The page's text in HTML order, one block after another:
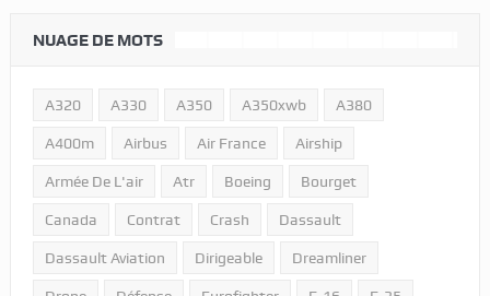
NUAGE DE MOTS
A320 A330 A350 A350xwb A380
A400m Airbus Air France Airship
Armée De L'air Atr Boeing Bourget
Canada Contrat Crash Dassault
Dassault Aviation Dirigeable Dreamliner